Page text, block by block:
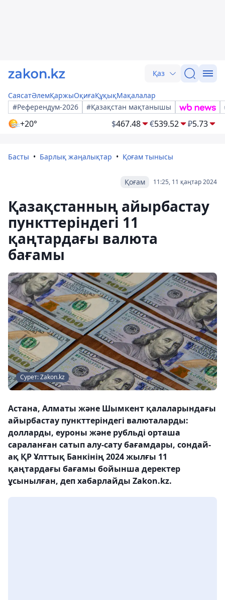
Қаз
СаясатӘлемҚаржыОқиғаҚұқықМақалалар
#Референдум-2026
#Қазақстан мақтанышы
+20° $467.48 €539.52 ₽5.73
Басты Барлық жаңалықтар Қоғам тынысы
11:25, 11 қаңтар 2024
Қоғам
Қазақстанның айырбастау
пункттеріндегі 11
қаңтардағы валюта
бағамы
Сурет: Zakon.kz
Астана, Алматы және Шымкент қалаларындағы
айырбастау пункттеріндегі валюталарды:
долларды, еуроны және рубльді орташа
сараланған сатып алу-сату бағамдары, сондай-
ақ ҚР Ұлттық Банкінің 2024 жылғы 11
қаңтардағы бағамы бойынша деректер
ұсынылған, деп хабарлайды Zakon.kz.